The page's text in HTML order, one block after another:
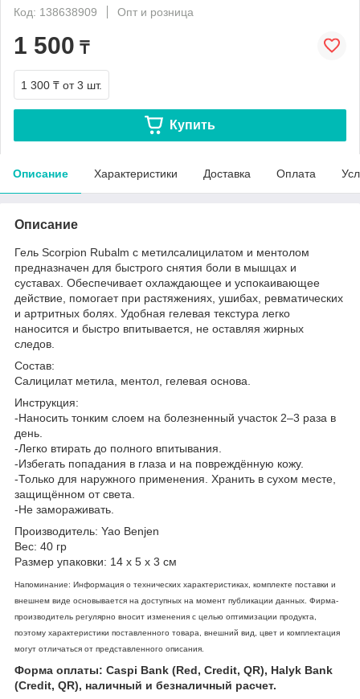
Код: 138638909
Опт и розница
1 500 ₸
1 300 ₸ от 3 шт.
Купить
Описание Характеристики Доставка Оплата
Описание
Гель Scorpion Rubalm с метилсалицилатом и ментолом
предназначен для быстрого снятия боли в мышцах и
суставах. Обеспечивает охлаждающее и успокаивающее
действие, помогает при растяжениях, ушибах, ревматических
и артритных болях. Удобная гелевая текстура легко
наносится и быстро впитывается, не оставляя жирных
следов.
Состав:
Салицилат метила, ментол, гелевая основа.
Инструкция:
-Наносить тонким слоем на болезненный участок 2–3 раза в
день.
-Легко втирать до полного впитывания.
-Избегать попадания в глаза и на повреждённую кожу.
-Только для наружного применения. Хранить в сухом месте,
защищённом от света.
-Не замораживать.
Производитель: Yao Benjen
Вес: 40 гр
Размер упаковки: 14 х 5 х 3 см
Напоминание: Информация о технических характеристиках, комплекте поставки и
внешнем виде основывается на доступных на момент публикации данных. Фирма-
производитель регулярно вносит изменения с целью оптимизации продукта,
поэтому характеристики поставленного товара, внешний вид, цвет и комплектация
могут отличаться от представленного описания.
Форма оплаты: Caspi Bank (Red, Credit, QR), Halyk Bank
(Credit, QR), наличный и безналичный расчет.